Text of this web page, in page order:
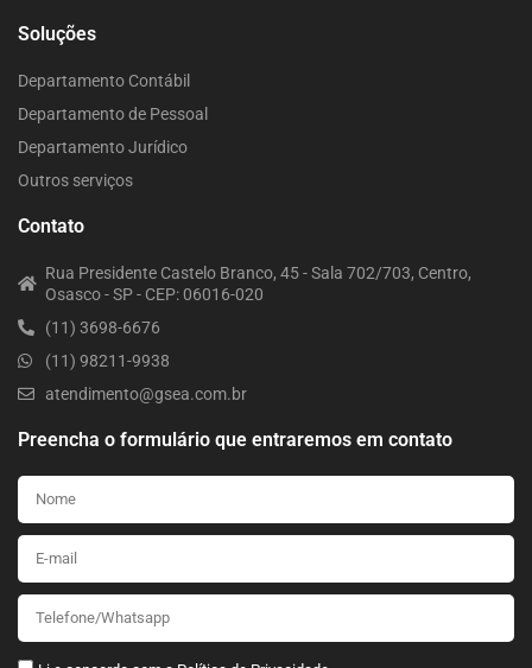
Soluções
Departamento Contábil
Departamento de Pessoal
Departamento Jurídico
Outros serviços
Contato
Rua Presidente Castelo Branco, 45 - Sala 702/703, Centro,
Osasco - SP - CEP: 06016-020
(11) 3698-6676
(11) 98211-9938
atendimento@gsea.com.br
Preencha o formulário que entraremos em contato